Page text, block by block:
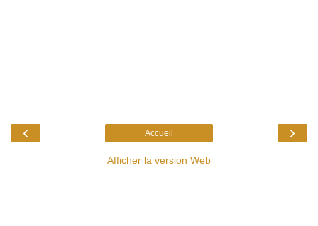
‹ ›
Accueil
Afficher la version Web